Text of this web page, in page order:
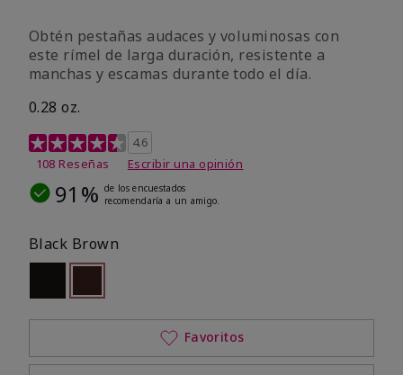
Obtén pestañas audaces y voluminosas con
este rímel de larga duración, resistente a
manchas y escamas durante todo el día.
0.28 oz.
Calificación de clientes de 5 de 5
4.6
108 Reseñas
Escribir una opinión
91% de los encuestados
recomendaría a un amigo.
Black Brown
Out of stockseleccionado
Out of stock
Favoritos